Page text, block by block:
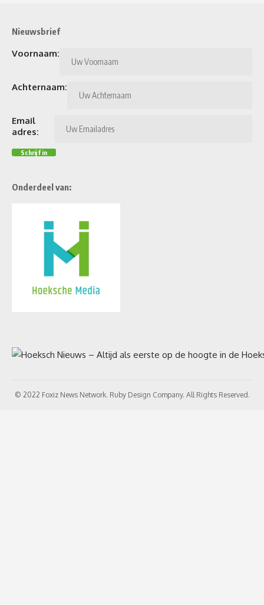
Nieuwsbrief
Voornaam:
Achternaam:
Email
adres:
Onderdeel van:
© 2022 Foxiz News Network. Ruby Design Company. All Rights Reserved.